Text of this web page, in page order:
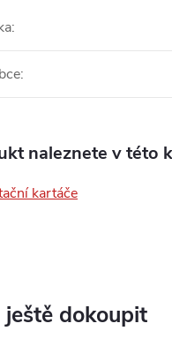
:
:
naleznete v této
kartáče
dokoupit